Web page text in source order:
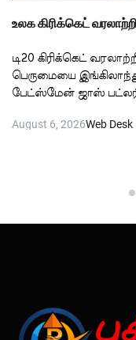
உலக கிரிக்கெட்
டி20 கிரிக்கெட்
பெருமையை
பேட்ஸ்மேன் ஜாஸ்
August 6, 2026Web Desk